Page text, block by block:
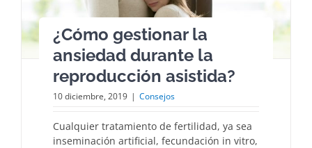
¿Cómo gestionar la
ansiedad durante la
reproducción asistida?
10 diciembre, 2019 | Consejos
Cualquier tratamiento de fertilidad, ya sea
inseminación artificial, fecundación in vitro,